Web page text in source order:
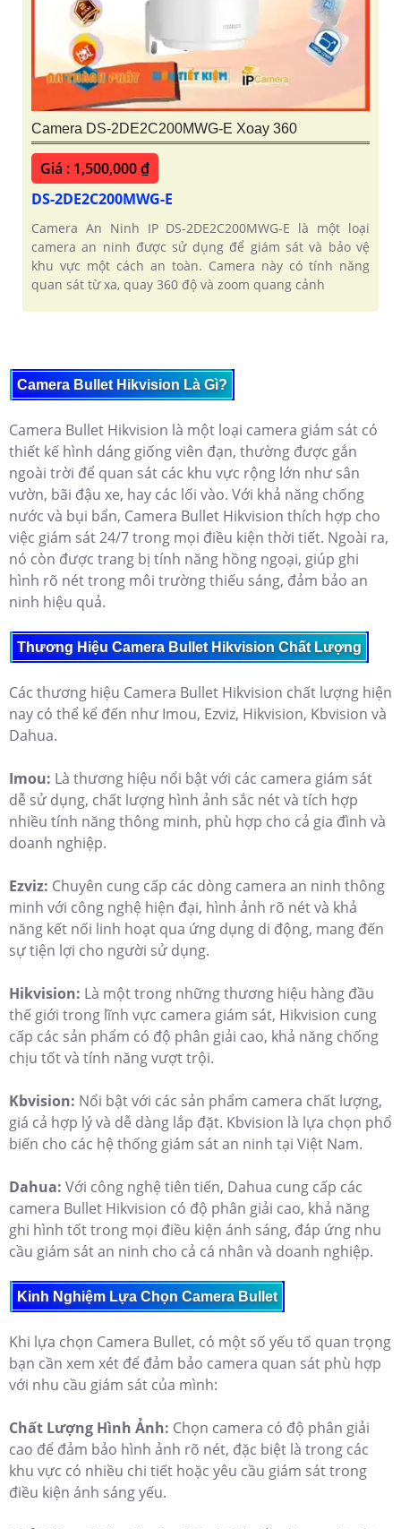
Camera DS-2DE2C200MWG-E Xoay 360
Giá : 1,500,000 ₫
DS-2DE2C200MWG-E
Camera An Ninh IP DS-2DE2C200MWG-E là một loại
camera an ninh được sử dụng để giám sát và bảo vệ
khu vực một cách an toàn. Camera này có tính năng
quan sát từ xa, quay 360 độ và zoom quang cảnh
Camera Bullet Hikvision Là Gì?
Camera Bullet Hikvision là một loại camera giám sát có
thiết kế hình dáng giống viên đạn, thường được gắn
ngoài trời để quan sát các khu vực rộng lớn như sân
vườn, bãi đậu xe, hay các lối vào. Với khả năng chống
nước và bụi bẩn, Camera Bullet Hikvision thích hợp cho
việc giám sát 24/7 trong mọi điều kiện thời tiết. Ngoài ra,
nó còn được trang bị tính năng hồng ngoại, giúp ghi
hình rõ nét trong môi trường thiếu sáng, đảm bảo an
ninh hiệu quả.
Thương Hiệu Camera Bullet Hikvision Chất Lượng
Các thương hiệu Camera Bullet Hikvision chất lượng hiện
nay có thể kể đến như Imou, Ezviz, Hikvision, Kbvision và
Dahua.
Imou: Là thương hiệu nổi bật với các camera giám sát
dễ sử dụng, chất lượng hình ảnh sắc nét và tích hợp
nhiều tính năng thông minh, phù hợp cho cả gia đình và
doanh nghiệp.
Ezviz: Chuyên cung cấp các dòng camera an ninh thông
minh với công nghệ hiện đại, hình ảnh rõ nét và khả
năng kết nối linh hoạt qua ứng dụng di động, mang đến
sự tiện lợi cho người sử dụng.
Hikvision: Là một trong những thương hiệu hàng đầu
thế giới trong lĩnh vực camera giám sát, Hikvision cung
cấp các sản phẩm có độ phân giải cao, khả năng chống
chịu tốt và tính năng vượt trội.
Kbvision: Nổi bật với các sản phẩm camera chất lượng,
giá cả hợp lý và dễ dàng lắp đặt. Kbvision là lựa chọn phổ
biến cho các hệ thống giám sát an ninh tại Việt Nam.
Dahua: Với công nghệ tiên tiến, Dahua cung cấp các
camera Bullet Hikvision có độ phân giải cao, khả năng
ghi hình tốt trong mọi điều kiện ánh sáng, đáp ứng nhu
cầu giám sát an ninh cho cả cá nhân và doanh nghiệp.
Kinh Nghiệm Lựa Chọn Camera Bullet
Khi lựa chọn Camera Bullet, có một số yếu tố quan trọng
bạn cần xem xét để đảm bảo camera quan sát phù hợp
với nhu cầu giám sát của mình:
Chất Lượng Hình Ảnh: Chọn camera có độ phân giải
cao để đảm bảo hình ảnh rõ nét, đặc biệt là trong các
khu vực có nhiều chi tiết hoặc yêu cầu giám sát trong
điều kiện ánh sáng yếu.